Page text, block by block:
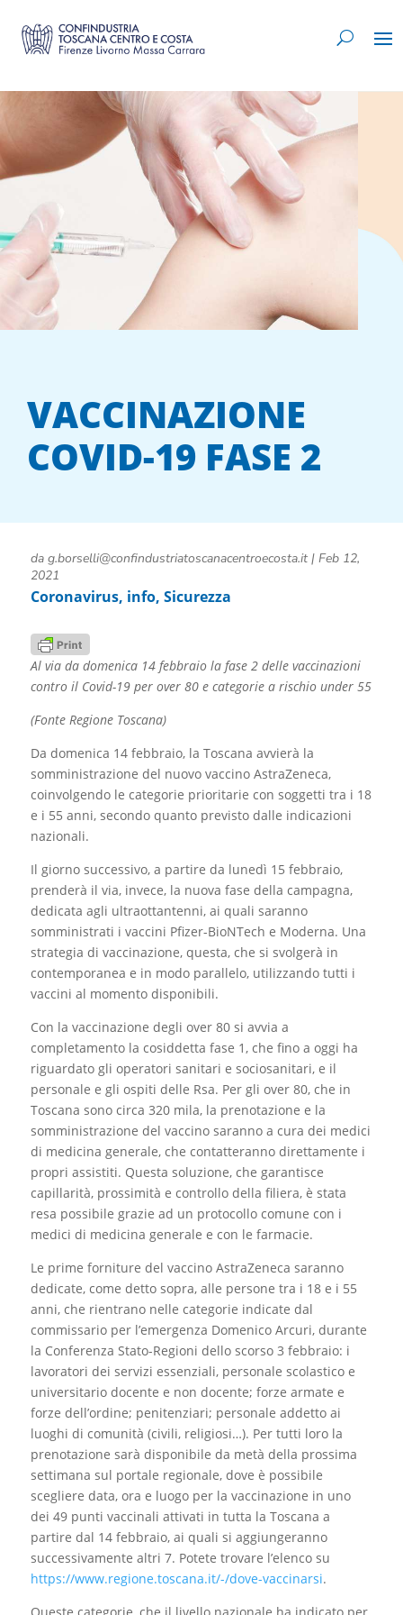
VACCINAZIONE
COVID-19 FASE 2
da g.borselli@confindustriatoscanacentroecosta.it| Feb 12,
2021
Coronavirus, info, Sicurezza
Al via da domenica 14 febbraio la fase 2 delle vaccinazioni
contro il Covid-19 per over 80 e categorie a rischio under 55
(Fonte Regione Toscana)
Da domenica 14 febbraio, la Toscana avvierà la
somministrazione del nuovo vaccino AstraZeneca,
coinvolgendo le categorie prioritarie con soggetti tra i 18
e i 55 anni, secondo quanto previsto dalle indicazioni
nazionali.
Il giorno successivo, a partire da lunedì 15 febbraio,
prenderà il via, invece, la nuova fase della campagna,
dedicata agli ultraottantenni, ai quali saranno
somministrati i vaccini Pfizer-BioNTech e Moderna. Una
strategia di vaccinazione, questa, che si svolgerà in
contemporanea e in modo parallelo, utilizzando tutti i
vaccini al momento disponibili.
Con la vaccinazione degli over 80 si avvia a
completamento la cosiddetta fase 1, che fino a oggi ha
riguardato gli operatori sanitari e sociosanitari, e il
personale e gli ospiti delle Rsa. Per gli over 80, che in
Toscana sono circa 320 mila, la prenotazione e la
somministrazione del vaccino saranno a cura dei medici
di medicina generale, che contatteranno direttamente i
propri assistiti. Questa soluzione, che garantisce
capillarità, prossimità e controllo della filiera, è stata
resa possibile grazie ad un protocollo comune con i
medici di medicina generale e con le farmacie.
Le prime forniture del vaccino AstraZeneca saranno
dedicate, come detto sopra, alle persone tra i 18 e i 55
anni, che rientrano nelle categorie indicate dal
commissario per l’emergenza Domenico Arcuri, durante
la Conferenza Stato-Regioni dello scorso 3 febbraio: i
lavoratori dei servizi essenziali, personale scolastico e
universitario docente e non docente; forze armate e
forze dell’ordine; penitenziari; personale addetto ai
luoghi di comunità (civili, religiosi…). Per tutti loro la
prenotazione sarà disponibile da metà della prossima
settimana sul portale regionale, dove è possibile
scegliere data, ora e luogo per la vaccinazione in uno
dei 49 punti vaccinali attivati in tutta la Toscana a
partire dal 14 febbraio, ai quali si aggiungeranno
successivamente altri 7. Potete trovare l’elenco su
https://www.regione.toscana.it/-/dove-vaccinarsi.